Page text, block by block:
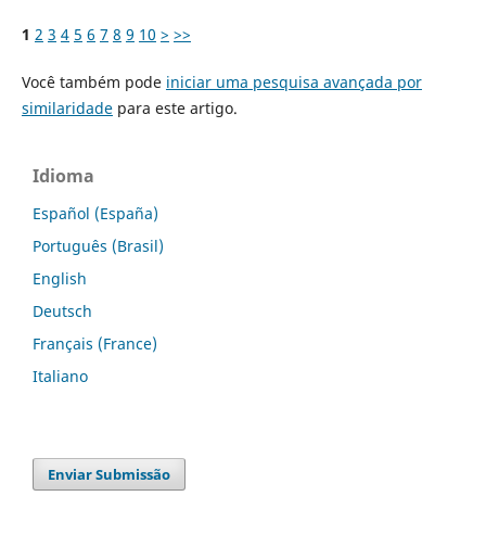
1 2 3 4 5 6 7 8 9 10 > >>
Você também pode iniciar uma pesquisa avançada por
similaridadepara este artigo.
Idioma
Español (España)
Português (Brasil)
English
Deutsch
Français (France)
Italiano
Enviar Submissão